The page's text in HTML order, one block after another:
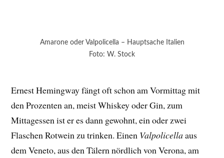
Amarone oder Valpolicella – Hauptsache Italien
Foto: W. Stock
Ernest Hemingway fängt oft schon am Vormittag mit
den Prozenten an, meist Whiskey oder Gin, zum
Mittagessen ist er es dann gewohnt, ein oder zwei
Flaschen Rotwein zu trinken. Einen Valpolicellaaus
dem Veneto, aus den Tälern nördlich von Verona, am